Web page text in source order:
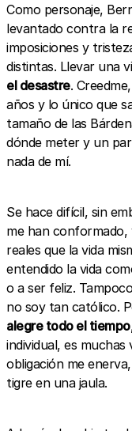
Como personaje,
levantado contra la
imposiciones y
distintas. Llevar una
el desastre.
años y lo único que
tamaño de las
dónde meter y un
nada de mí.
Se hace difícil, sin
me han conformado,
reales que la vida
entendido la vida
o a ser feliz.
no soy tan católico.
alegre todo el tiempo
individual, es muchas
obligación me
tigre en una jaula.